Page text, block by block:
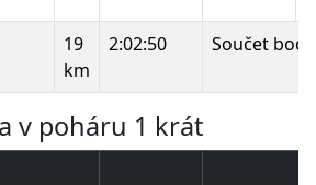
19
km
2:02:50 Součet
v poháru 1 krát